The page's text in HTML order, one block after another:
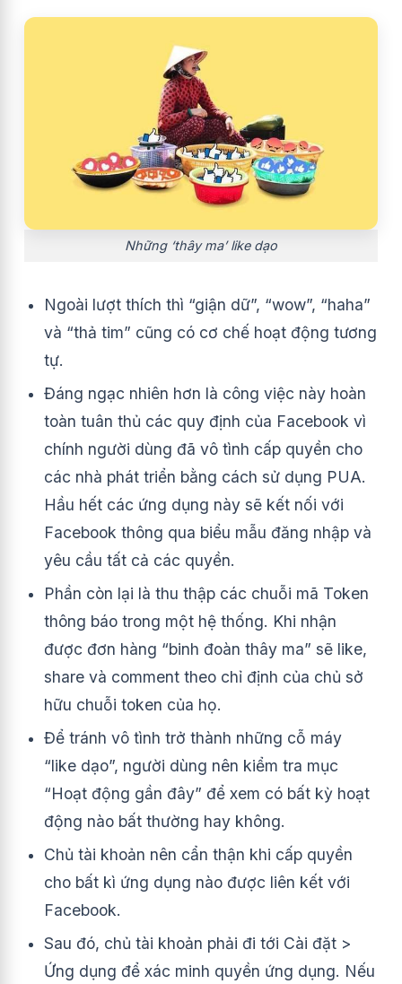
Những ‘thây ma’ like dạo
Ngoài lượt thích thì “giận dữ”, “wow”, “haha”
và “thả tim” cũng có cơ chế hoạt động tương
tự.
Đáng ngạc nhiên hơn là công việc này hoàn
toàn tuân thủ các quy định của Facebook vì
chính người dùng đã vô tình cấp quyền cho
các nhà phát triển bằng cách sử dụng PUA.
Hầu hết các ứng dụng này sẽ kết nối với
Facebook thông qua biểu mẫu đăng nhập và
yêu cầu tất cả các quyền.
Phần còn lại là thu thập các chuỗi mã Token
thông báo trong một hệ thống. Khi nhận
được đơn hàng “binh đoàn thây ma” sẽ like,
share và comment theo chỉ định của chủ sở
hữu chuỗi token của họ.
Để tránh vô tình trở thành những cỗ máy
“like dạo”, người dùng nên kiểm tra mục
“Hoạt động gần đây” để xem có bất kỳ hoạt
động nào bất thường hay không.
Chủ tài khoản nên cẩn thận khi cấp quyền
cho bất kì ứng dụng nào được liên kết với
Facebook.
Sau đó, chủ tài khoản phải đi tới Cài đặt >
Ứng dụng để xác minh quyền ứng dụng. Nếu